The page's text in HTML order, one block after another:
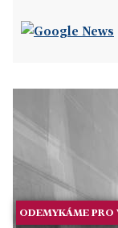
ODEMYKÁME PRO